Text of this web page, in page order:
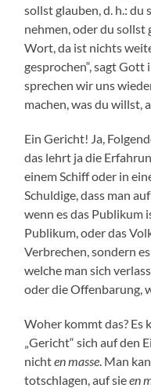
sollst glauben, d. h.:
nehmen, oder du sollst
Wort, da ist nichts
gesprochen“, sagt
sprechen wir uns
machen, was du willst,
Ein Gericht! Ja,
das lehrt ja die
einem Schiff oder in
Schuldige, dass man
wenn es das Publikum
Publikum, oder das
Verbrechen, sondern
welche man sich
oder die Offenbarung,
Woher kommt das? Es
„Gericht“ sich auf
nichten masse . Man
totschlagen, auf sieen